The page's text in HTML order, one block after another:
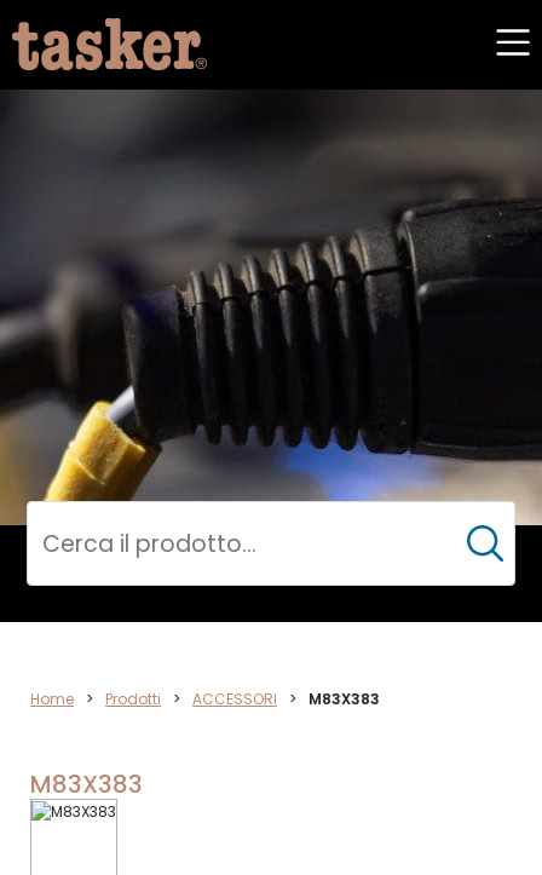
ACCESSORI
Cerca
Home > Prodotti > ACCESSORI > M83X383
M83X383